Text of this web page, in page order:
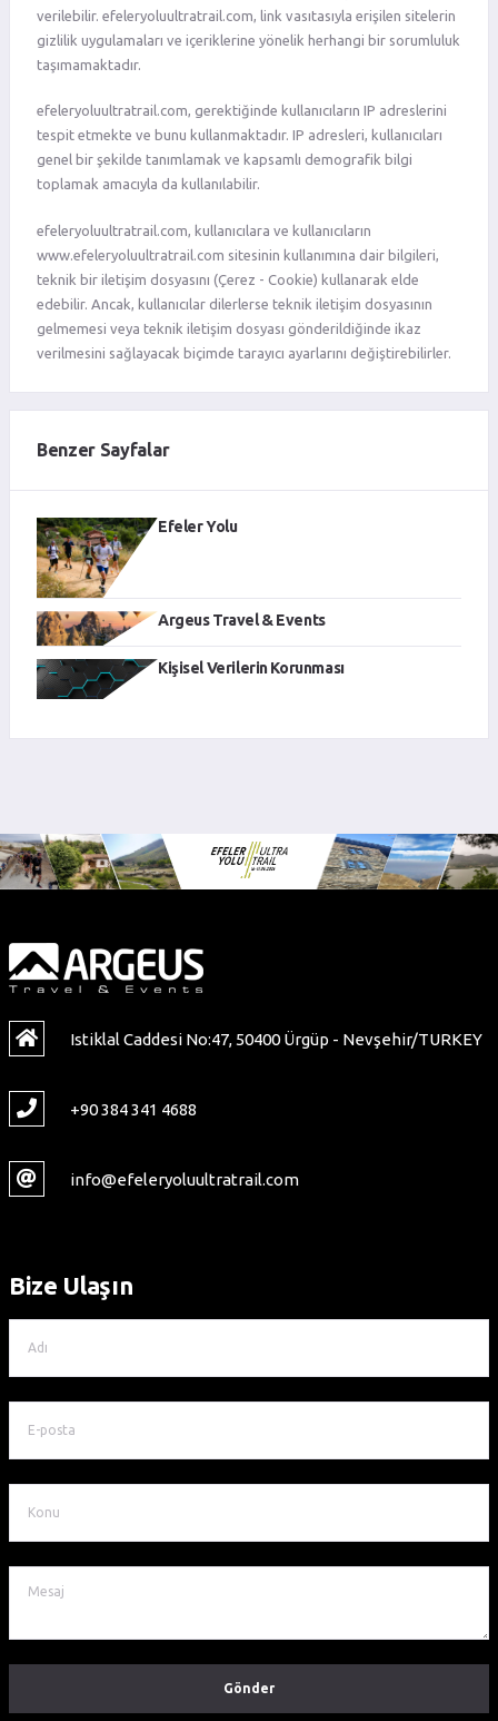
verilebilir. efeleryoluultratrail.com, link vasıtasıyla erişilen sitelerin
gizlilik uygulamaları ve içeriklerine yönelik herhangi bir sorumluluk
taşımamaktadır.
efeleryoluultratrail.com, gerektiğinde kullanıcıların IP adreslerini
tespit etmekte ve bunu kullanmaktadır. IP adresleri, kullanıcıları
genel bir şekilde tanımlamak ve kapsamlı demografik bilgi
toplamak amacıyla da kullanılabilir.
efeleryoluultratrail.com, kullanıcılara ve kullanıcıların
www.efeleryoluultratrail.com sitesinin kullanımına dair bilgileri,
teknik bir iletişim dosyasını (Çerez - Cookie) kullanarak elde
edebilir. Ancak, kullanıcılar dilerlerse teknik iletişim dosyasının
gelmemesi veya teknik iletişim dosyası gönderildiğinde ikaz
verilmesini sağlayacak biçimde tarayıcı ayarlarını değiştirebilirler.
Benzer Sayfalar
Efeler Yolu
Argeus Travel & Events
Kişisel Verilerin Korunması
Istiklal Caddesi No:47, 50400 Ürgüp - Nevşehir/TURKEY
+90 384 341 4688
info@efeleryoluultratrail.com
Bize Ulaşın